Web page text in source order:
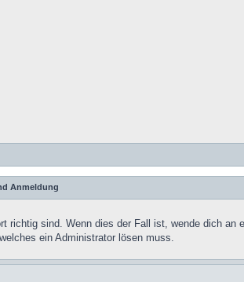
Anmeldung
sind. Wenn dies der Fall ist, wende dich an
ein Administrator lösen muss.